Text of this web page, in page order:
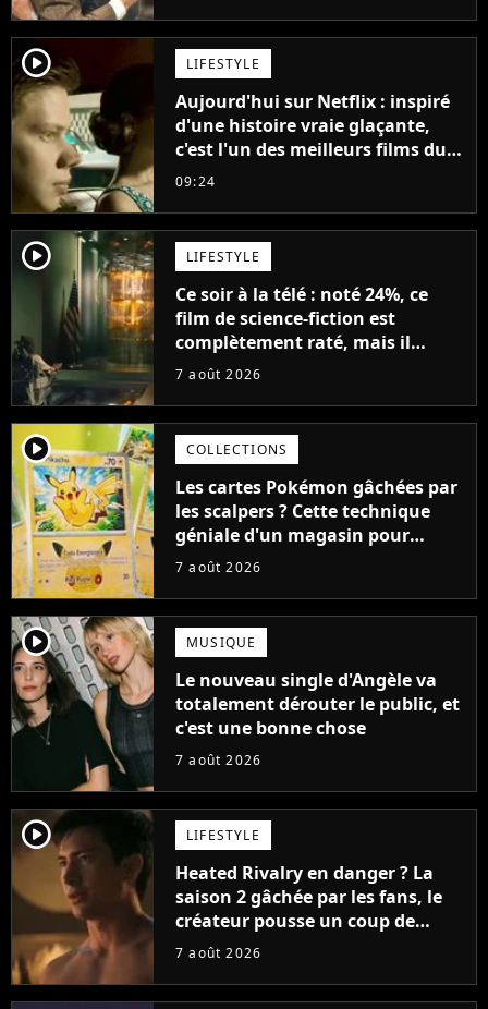
décennies"
player2 LIFESTYLE
Aujourd'hui sur Netflix : inspiré
d'une histoire vraie glaçante,
c'est l'un des meilleurs films du
21ème siècle
09:24
player2 LIFESTYLE
Ce soir à la télé : noté 24%, ce
film de science-fiction est
complètement raté, mais il
aurait pu être encore pire à
7 août 2026
player2 COLLECTIONS
Les cartes Pokémon gâchées par
les scalpers ? Cette technique
géniale d'un magasin pour
ruiner les revendeurs
7 août 2026
player2 MUSIQUE
Le nouveau single d'Angèle va
totalement dérouter le public, et
c'est une bonne chose
7 août 2026
player2 LIFESTYLE
Heated Rivalry en danger ? La
saison 2 gâchée par les fans, le
créateur pousse un coup de
gueule
7 août 2026